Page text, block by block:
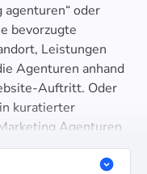
oder
bevorzugte
Leistungen
Agenturen anhand
Auftritt. Oder
kuratierter
Agenturen